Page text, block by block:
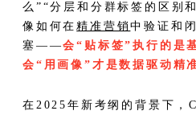
么”“分层和分群标签的区别
像如何在精准营销中验证和
塞——会“贴标签”执行的是
会“用画像”才是数据驱动精
在2025年新考纲的背景下，